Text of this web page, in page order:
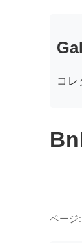
コレ
ページ